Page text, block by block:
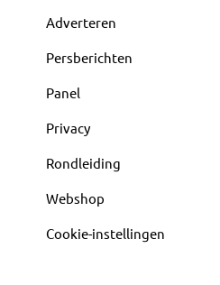
Adverteren
Persberichten
Panel
Privacy
Rondleiding
Webshop
Cookie-instellingen